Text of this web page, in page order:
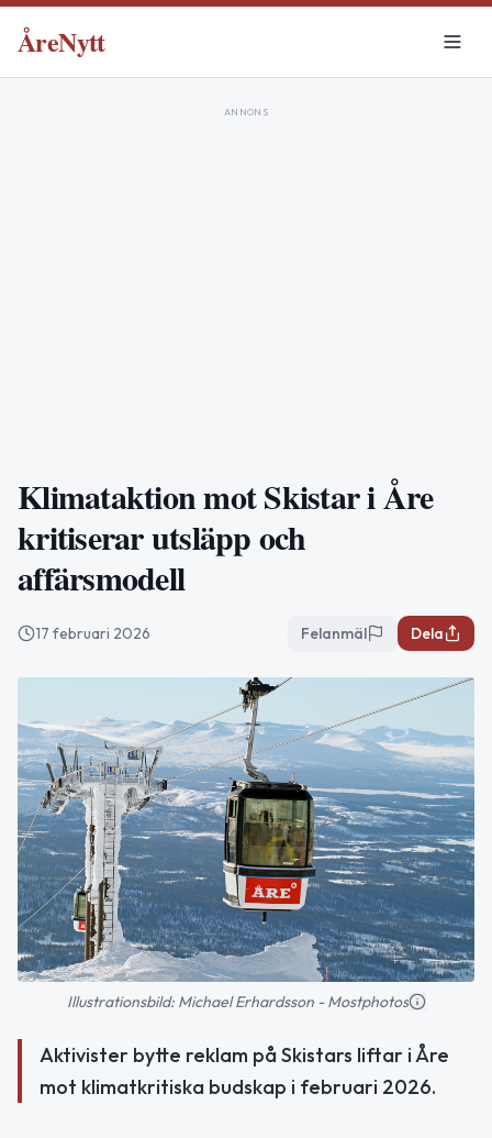
ÅreNytt
ANNONS
Klimataktion mot Skistar i Åre
kritiserar utsläpp och
affärsmodell
17 februari 2026 Felanmäl Dela
Illustrationsbild: Michael Erhardsson - Mostphotos
Aktivister bytte reklam på Skistars liftar i Åre
mot klimatkritiska budskap i februari 2026.